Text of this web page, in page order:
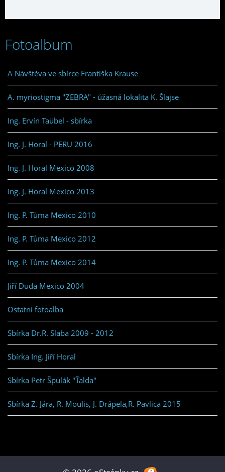
Fotoalbum
A Návštěva ve sbírce Františka Krause
A. myriostigma "ZEBRA" - úžasná lokalita K. Šlajse
Ing. Ervín Taübel - sbírka
Ing. J. Horal - PERU 2016
Ing. J. Horal Mexico 2008
Ing. J. Horal Mexico 2013
Ing. P. Tůma Mexico 2010
Ing. P. Tůma Mexico 2012
Ing. P. Tůma Mexico 2014
Jiří Duda Mexico 2004
Ostatní fotoalba
Sbírka Dr.R. Slaba 2009 - 2012
Sbírka Ing. Jiří Horal
Sbírka Petr Špulák "Ťalda"
Sbírka Z. Jára, R. Moulis, J. Drápela,R. Pavlica 2015